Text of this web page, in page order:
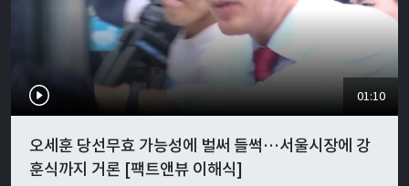
01:10
오세훈 당선무효 가능성에 벌써 들썩…서울시장에 강
훈식까지 거론 [팩트앤뷰 이해식]